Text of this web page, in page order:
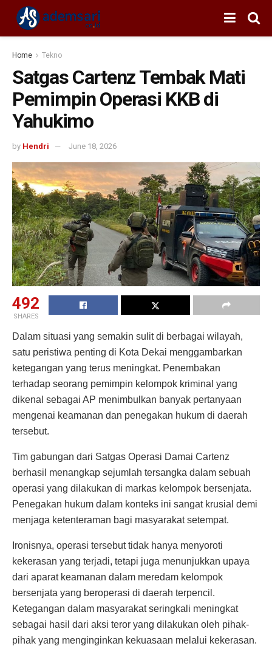
Home Tekno
Satgas Cartenz Tembak Mati
Pemimpin Operasi KKB di
Yahukimo
by Hendri June 18, 2026
492
SHARES
Dalam situasi yang semakin sulit di berbagai wilayah,
satu peristiwa penting di Kota Dekai menggambarkan
ketegangan yang terus meningkat. Penembakan
terhadap seorang pemimpin kelompok kriminal yang
dikenal sebagai AP menimbulkan banyak pertanyaan
mengenai keamanan dan penegakan hukum di daerah
tersebut.
Tim gabungan dari Satgas Operasi Damai Cartenz
berhasil menangkap sejumlah tersangka dalam sebuah
operasi yang dilakukan di markas kelompok bersenjata.
Penegakan hukum dalam konteks ini sangat krusial demi
menjaga ketenteraman bagi masyarakat setempat.
Ironisnya, operasi tersebut tidak hanya menyoroti
kekerasan yang terjadi, tetapi juga menunjukkan upaya
dari aparat keamanan dalam meredam kelompok
bersenjata yang beroperasi di daerah terpencil.
Ketegangan dalam masyarakat seringkali meningkat
sebagai hasil dari aksi teror yang dilakukan oleh pihak-
pihak yang menginginkan kekuasaan melalui kekerasan.